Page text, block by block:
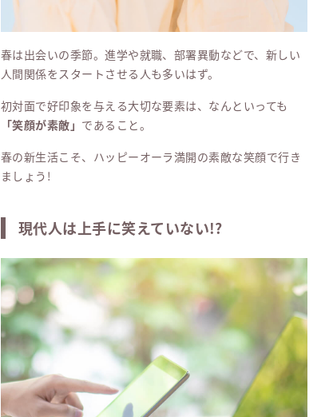
春は出会いの季節。進学や就職、部署異動などで、新しい
人間関係をスタートさせる人も多いはず。
初対面で好印象を与える大切な要素は、なんといっても
「笑顔が素敵」 であること。
春の新生活こそ、ハッピーオーラ満開の素敵な笑顔で行き
ましょう!
現代人は上手に笑えていない!?